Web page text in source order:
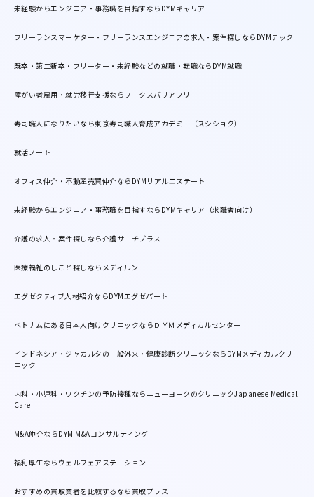
未経験からエンジニア・事務職を目指すならDYMキャリア
フリーランスマーケター・フリーランスエンジニアの求人・案件探しならDYMテック
既卒・第二新卒・フリーター・未経験などの就職・転職ならDYM就職
障がい者雇用・就労移行支援ならワークスバリアフリー
寿司職人になりたいなら東京寿司職人育成アカデミー（スシショク）
就活ノート
オフィス仲介・不動産売買仲介ならDYMリアルエステート
未経験からエンジニア・事務職を目指すならDYMキャリア（求職者向け）
介護の求人・案件探しなら介護サーチプラス
医療福祉のしごと探しならメディルン
エグゼクティブ人材紹介ならDYMエグゼパート
ベトナムにある日本人向けクリニックならＤＹＭメディカルセンター
インドネシア・ジャカルタの一般外来・健康診断クリニックならDYMメディカルクリ
ニック
内科・小児科・ワクチンの予防接種ならニューヨークのクリニックJapanese Medical
Care
M&A仲介ならDYM M&Aコンサルティング
福利厚生ならウェルフェアステーション
おすすめの買取業者を比較するなら買取プラス